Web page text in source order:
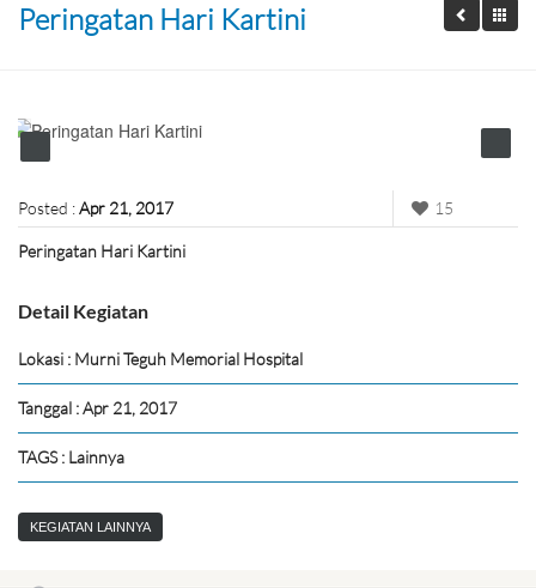
Peringatan Hari Kartini
Posted :Apr 21, 2017 15
Peringatan Hari Kartini
Detail Kegiatan
Lokasi : Murni Teguh Memorial Hospital
Tanggal : Apr 21, 2017
TAGS : Lainnya
KEGIATAN LAINNYA